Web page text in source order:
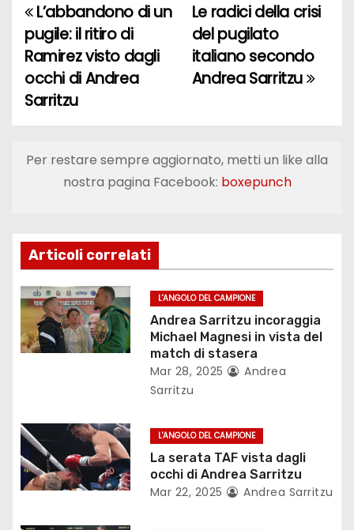
N
a
v
g
i
o
n
e
r
t
i
Le radici della crisi
del pugilato
italiano secondo
Andrea Sarritzu
L’abbandono di un
pugile: il ritiro di
Ramirez visto dagli
occhi di Andrea
Sarritzu
Per restare sempre aggiornato, metti un like alla
nostra pagina Facebook: boxepunch
Articoli correlati
L'ANGOLO DEL CAMPIONE
Andrea Sarritzu incoraggia
Michael Magnesi in vista del
match di stasera
Mar 28, 2025
Andrea
Sarritzu
L'ANGOLO DEL CAMPIONE
La serata TAF vista dagli
occhi di Andrea Sarritzu
Mar 22, 2025 Andrea Sarritzu